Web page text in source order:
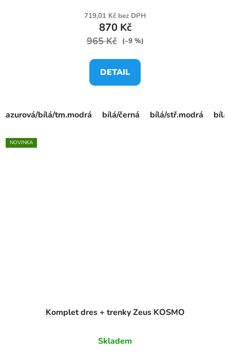
719,01 Kč bez DPH
870 Kč
965 Kč (–9 %)
DETAIL
azurová/bílá/tm.modrá bílá/černá bílá/stř.modrá
NOVINKA
Komplet dres + trenky Zeus KOSMO
Skladem